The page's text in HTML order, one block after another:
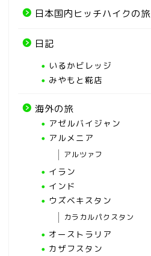
日本国内ヒッチハイクの旅
日記
いるかビレッジ
みやもと糀店
海外の旅
アゼルバイジャン
アルメニア
アルツァフ
イラン
インド
ウズベキスタン
カラカルパクスタン
オーストラリア
カザフスタン